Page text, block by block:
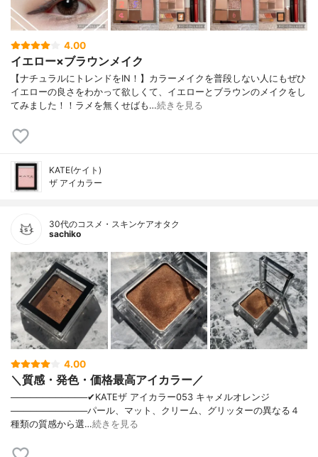
4.00
イエロー×ブラウンメイク
【ナチュラルにトレンドをIN！】カラーメイクを普段しない人にもぜひ
イエローの良さをわかって欲しくて、イエローとブラウンのメイクをし
てみました！！ラメを無くせばも…続きを見る
KATE(ケイト)
ザ アイカラー
30代のコスメ・スキンケアオタク
sachiko
4.00
＼質感・発色・価格最高アイカラー／
────────────✔︎KATEザ アイカラー053 キャメルオレンジ
────────────パール、マット、クリーム、グリッターの異なる４
種類の質感から選…続きを見る